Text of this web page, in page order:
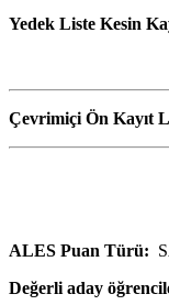
Yedek Liste Kesin
Çevrimiçi Ön Kayıt
ALES Puan Türü:
Değerli aday